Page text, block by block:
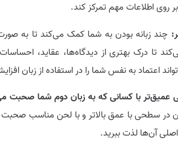
روی اطلاعات مهم تمرکز کند.
چند زبانه بودن به شما کمک می‌کند تا به
تا درک بهتری از دیدگاه‌ها، عقاید،
اعتماد به نفس شما را در استفاده از زبان
عمیق‌تر با کسانی که به زبان دوم شما صحبت
در سطحی با عمق بالاتر و با لحن مناسب صحبت
آن‌ها لذت ببرید.